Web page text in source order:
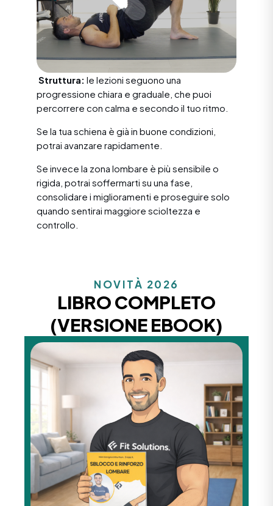
Struttura: le lezioni seguono una
progressione chiara e graduale, che puoi
percorrere con calma e secondo il tuo ritmo.
Se la tua schiena è già in buone condizioni,
potrai avanzare rapidamente.
Se invece la zona lombare è più sensibile o
rigida, potrai soffermarti su una fase,
consolidare i miglioramenti e proseguire solo
quando sentirai maggiore scioltezza e
controllo.
NOVITÀ 2026
LIBRO COMPLETO
(VERSIONE EBOOK)